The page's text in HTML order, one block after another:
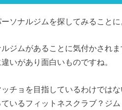
ソナルジムを探してみることに
ジムがあることに気付かされ
いがあり面白いものですね。
チョを目指しているわけでは
いるフィットネスクラブ？ジ